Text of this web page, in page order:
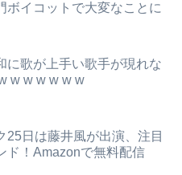
可愛すぎるおむすび屋さん（28）、新店舗に4000万円クラファンした成功した結果弱男集団から叩かれてしまうｗｗｗｗ
【悲報】なんでも「へへっｗ」って誤魔化してきたワイの末路がこちらｗｗｗｗｗｗｗｗｗｗ
ボイコットで大変なことに
に歌が上手い歌手が現れな
w w w w w w
25日は藤井風が出演、注目
ド！Amazonで無料配信